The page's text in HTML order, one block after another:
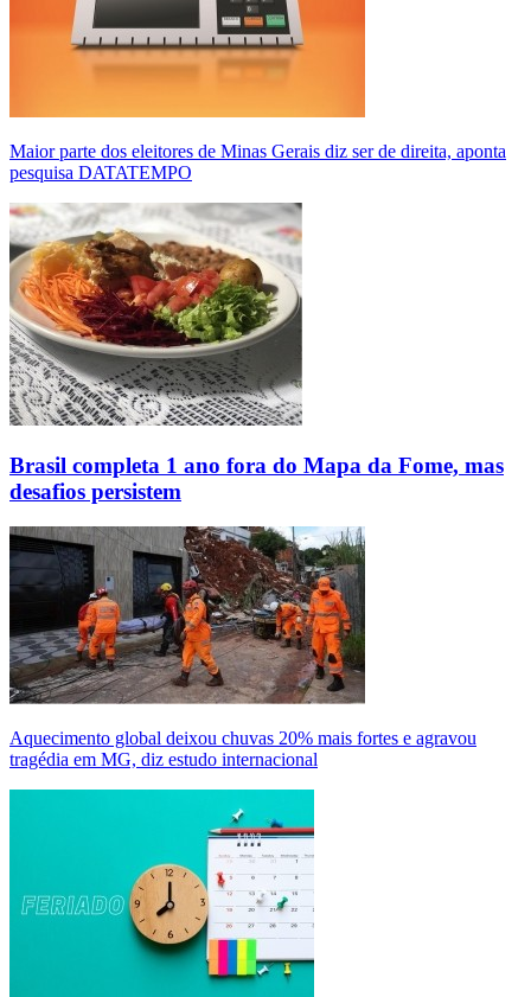
Maior parte dos eleitores de Minas Gerais diz ser de direita, aponta
pesquisa DATATEMPO
Brasil completa 1 ano fora do Mapa da Fome, mas
desafios persistem
Aquecimento global deixou chuvas 20% mais fortes e agravou
tragédia em MG, diz estudo internacional